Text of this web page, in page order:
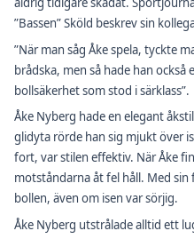
”Bassen” Sköld beskrev sin
”När man såg Åke spela, tyckte
brådska, men så hade han också
bollsäkerhet som stod i särklass”.
Åke Nyberg hade en elegant
glidyta rörde han sig mjukt över
fort, var stilen effektiv. När Åke
motståndarna åt fel håll. Med
bollen, även om isen var sörjig.
Åke Nyberg utstrålade alltid ett